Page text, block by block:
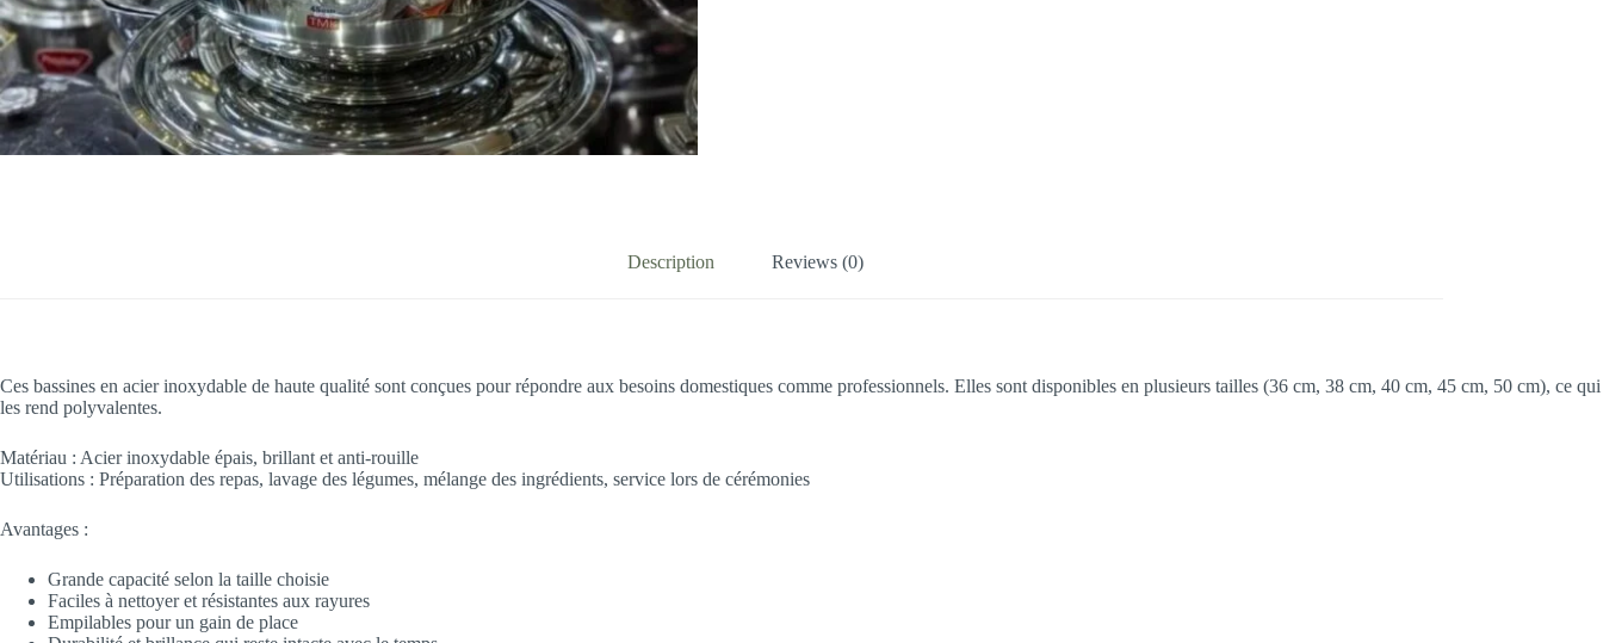
Description Reviews (0)
Ces bassines en acier inoxydable de haute qualité sont conçues pour répondre aux besoins domestiques comme professionnels. Elles sont disponibles en plusieurs tailles (36 cm, 38 cm, 40 cm, 45 cm, 50 cm), ce qui
les rend polyvalentes.
Matériau : Acier inoxydable épais, brillant et anti-rouille
Utilisations : Préparation des repas, lavage des légumes, mélange des ingrédients, service lors de cérémonies
Avantages :
Grande capacité selon la taille choisie
Faciles à nettoyer et résistantes aux rayures
Empilables pour un gain de place